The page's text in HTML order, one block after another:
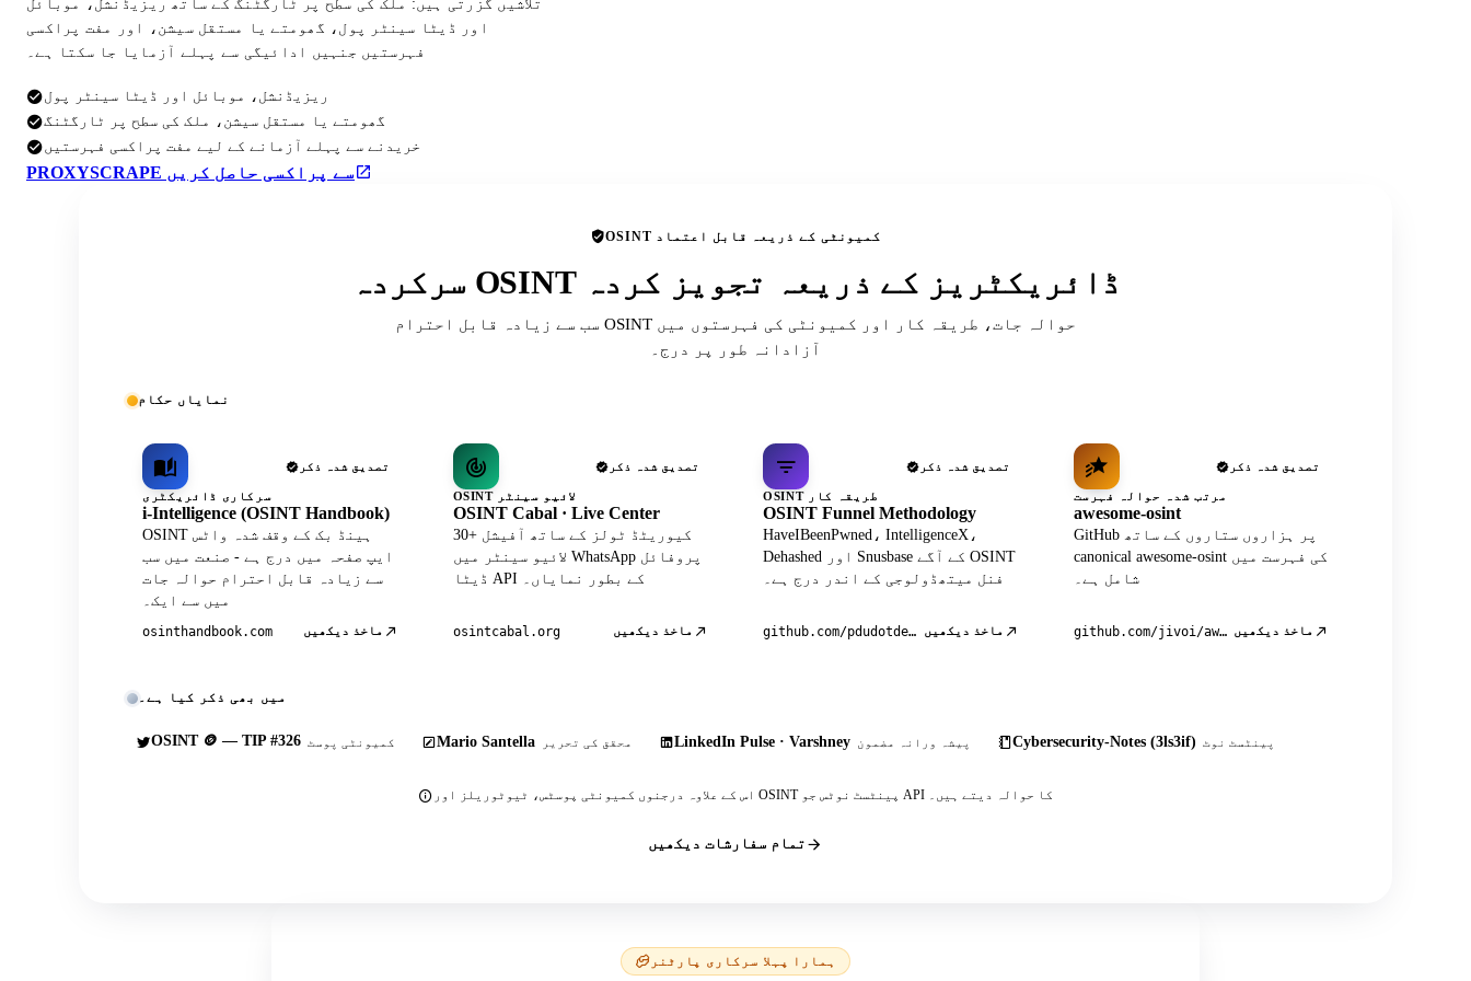
تلاشیں گزرتی ہیں: ملک کی سطح پر ٹارگٹنگ کے ساتھ ریزیڈنشل، موبائل
اور ڈیٹا سینٹر پول، گھومتے یا مستقل سیشن، اور مفت پراکسی
فہرستیں جنہیں ادائیگی سے پہلے آزمایا جا سکتا ہے۔
ریزیڈنشل، موبائل اور ڈیٹا سینٹر پول
گھومتے یا مستقل سیشن، ملک کی سطح پر ٹارگٹنگ
خریدنے سے پہلے آزمانے کے لیے مفت پراکسی فہرستیں
PROXYSCRAPE سے پراکسی حاصل کریں
OSINT کمیونٹی کے ذریعہ قابل اعتماد
سرکردہ OSINT ڈائریکٹریز کے ذریعہ تجویز کردہ
سب سے زیادہ قابل احترام OSINT حوالہ جات، طریقہ کار اور کمیونٹی کی فہرستوں میں
آزادانہ طور پر درج۔
نمایاں حکام
تصدیق شدہ ذکر
سرکاری ڈائریکٹری
i-Intelligence (OSINT Handbook)
OSINT ہینڈ بک کے وقف شدہ واٹس
ایپ صفحہ میں درج ہے - صنعت میں سب
سے زیادہ قابل احترام حوالہ جات
میں سے ایک۔
osinthandbook.com ماخذ دیکھیں
تصدیق شدہ ذکر
OSINT لائیو سینٹر
OSINT Cabal · Live Center
30+ کیوریٹڈ ٹولز کے ساتھ آفیشل
لائیو سینٹر میں WhatsApp پروفائل
ڈیٹا API کے بطور نمایاں۔
osintcabal.org ماخذ دیکھیں
تصدیق شدہ ذکر
OSINT طریقہ کار
OSINT Funnel Methodology
HaveIBeenPwned، IntelligenceX،
Dehashed اور Snusbase کے آگے OSINT
فنل میتھڈولوجی کے اندر درج ہے۔
github.com/pdudotdev/ofm ماخذ دیکھیں
تصدیق شدہ ذکر
مرتب شدہ حوالہ فہرست
awesome-osint
GitHub پر ہزاروں ستاروں کے ساتھ
canonical awesome-osint کی فہرست میں
شامل ہے۔
github.com/jivoi/awesome-osint ماخذ دیکھیں
میں بھی ذکر کیا ہے۔
OSINT 🪙 — TIP #326 کمیونٹی پوسٹ Mario Santella محقق کی تحریر LinkedIn Pulse · Varshney پیشہ ورانہ مضمون Cybersecurity-Notes (3ls3if) پینٹسٹ نوٹ
اس کے علاوہ درجنوں کمیونٹی پوسٹس، ٹیوٹوریلز اور OSINT پینٹسٹ نوٹس جو API کا حوالہ دیتے ہیں۔
تمام سفارشات دیکھیں
ہمارا پہلا سرکاری پارٹنر